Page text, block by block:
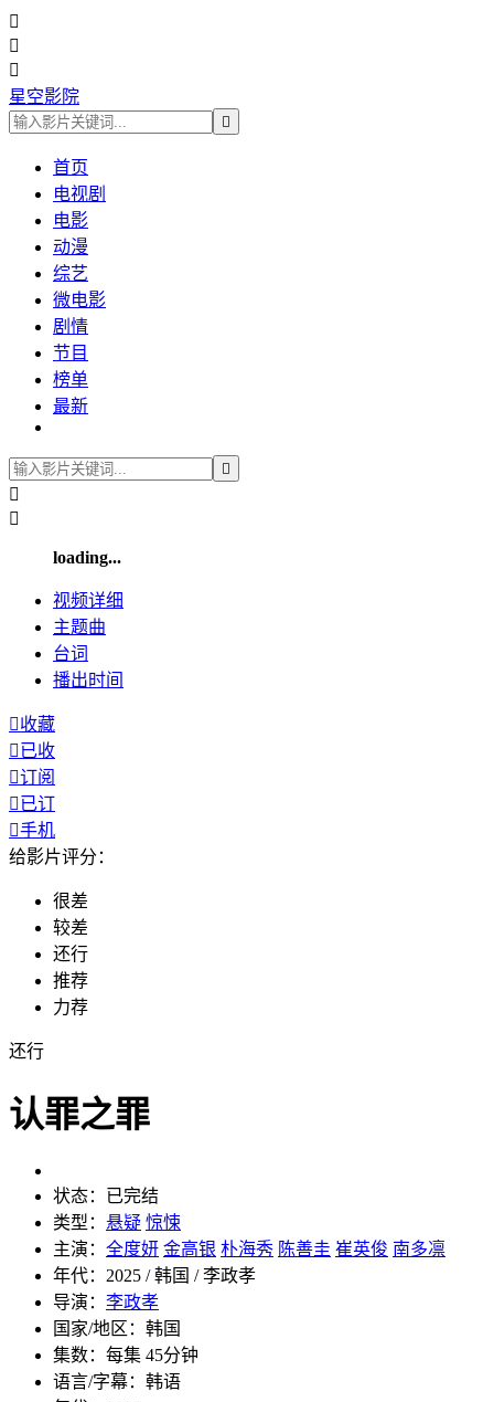



星空影院

首页
电视剧
电影
动漫
综艺
微电影
剧情
节目
榜单
最新



loading...
视频详细
主题曲
台词
播出时间
收藏
已收
订阅
已订
手机
给影片评分：
很差
较差
还行
推荐
力荐
还行
认罪之罪
状态： 已完结
类型： 悬疑 惊悚
主演： 全度妍 金高银 朴海秀 陈善圭 崔英俊 南多凛
年代： 2025 / 韩国 / 李政孝
导演： 李政孝
国家/地区： 韩国
集数： 每集 45分钟
语言/字幕： 韩语